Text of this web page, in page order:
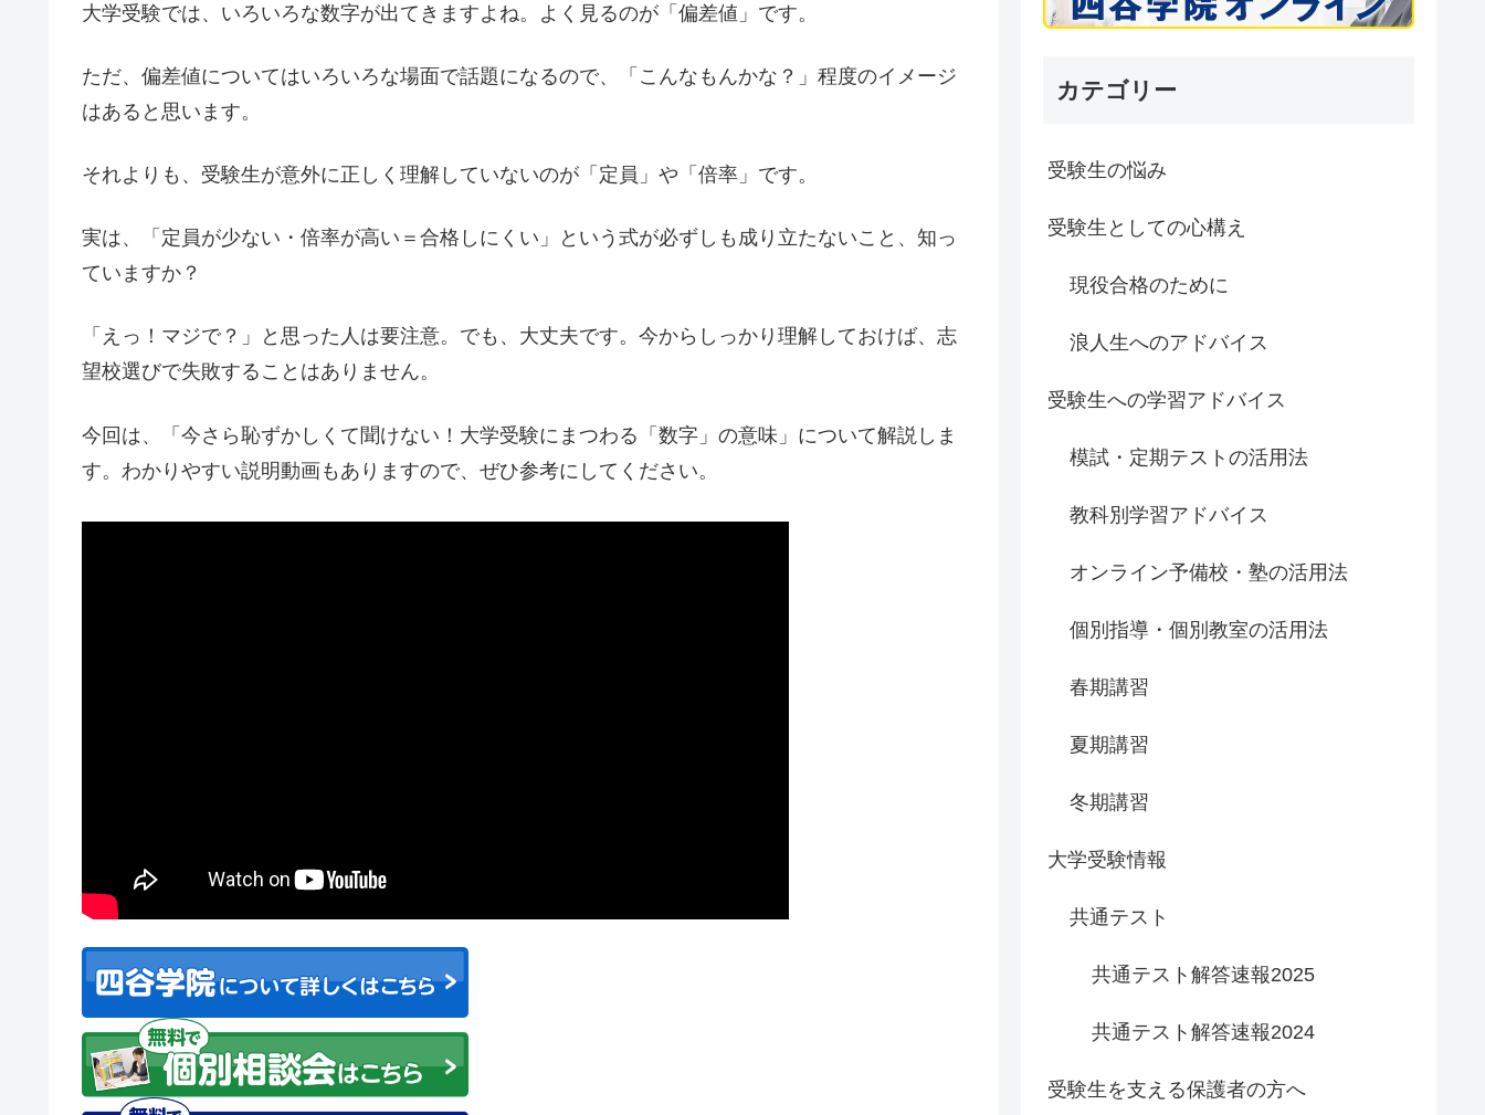
大学受験では、いろいろな数字が出てきますよね。よく見るのが「偏差値」です。
ただ、偏差値についてはいろいろな場面で話題になるので、「こんなもんかな？」程度のイメージ
はあると思います。
それよりも、受験生が意外に正しく理解していないのが「定員」や「倍率」です。
実は、「定員が少ない・倍率が高い＝合格しにくい」という式が必ずしも成り立たないこと、知っ
ていますか？
「えっ！マジで？」と思った人は要注意。でも、大丈夫です。今からしっかり理解しておけば、志
望校選びで失敗することはありません。
今回は、「今さら恥ずかしくて聞けない！大学受験にまつわる「数字」の意味」について解説しま
す。わかりやすい説明動画もありますので、ぜひ参考にしてください。
カテゴリー
受験生の悩み
受験生としての心構え
現役合格のために
浪人生へのアドバイス
受験生への学習アドバイス
模試・定期テストの活用法
教科別学習アドバイス
オンライン予備校・塾の活用法
個別指導・個別教室の活用法
春期講習
夏期講習
冬期講習
大学受験情報
共通テスト
共通テスト解答速報2025
共通テスト解答速報2024
受験生を支える保護者の方へ